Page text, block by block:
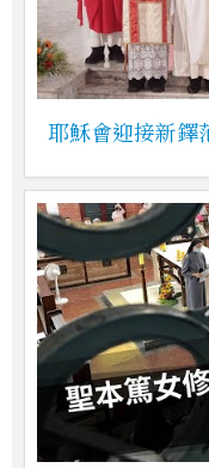
耶穌會迎接新鐸